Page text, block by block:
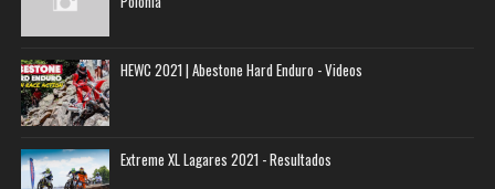
HEWC 2021 | Abestone Hard Enduro - Videos
Extreme XL Lagares 2021 - Resultados